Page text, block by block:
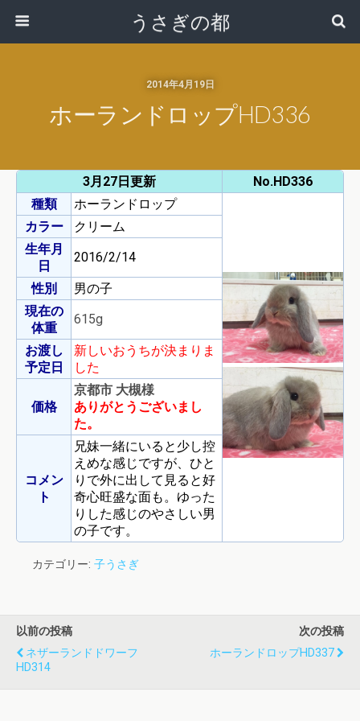
うさぎの都
2014年4月19日
ホーランドロップHD336
3月27日更新
No.HD336
種類
ホーランドロップ
カラー
クリーム
生年月
日
2016/2/14
性別
男の子
現在の
体重
615g
お渡し
予定日
新しいおうちが決まりま
した
価格
京都市 大槻様
ありがとうございまし
た。
コメン
ト
兄妹一緒にいると少し控
えめな感じですが、ひと
りで外に出して見ると好
奇心旺盛な面も。ゆった
りした感じのやさしい男
の子です。
カテゴリー: 子うさぎ
以前の投稿
ネザーランドドワーフ
HD314
次の投稿
ホーランドロップHD337